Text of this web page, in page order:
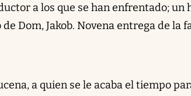
a los que se han enfrentado; un
Dom, Jakob. Novena entrega de la
a quien se le acaba el tiempo